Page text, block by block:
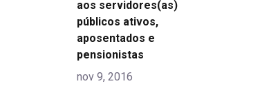
aos servidores(as)
públicos ativos,
aposentados e
pensionistas
nov 9, 2016